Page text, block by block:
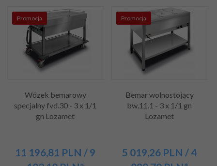
Promocja
Wózek bemarowy
specjalny fvd.30 - 3 x 1/1
gn Lozamet
11 196,81 PLN / 9
Promocja
Bemar wolnostojący
bw.11.1 - 3 x 1/1 gn
Lozamet
5 019,26 PLN / 4